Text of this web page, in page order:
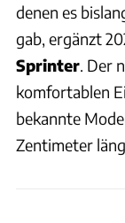
denen es
gab, ergänzt
Sprinter. Der
komfortablen
bekannte
Zentimeter